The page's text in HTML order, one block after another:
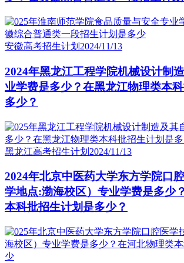
安徽高考招生计划 2024/11/13
2024年黑龙江工程学院机械设计制
业学费是多少？在黑龙江物理类本
多少？
黑龙江高考招生计划 2024/11/13
2024年北京中医药大学东方学院口
学地点:渤海校区）专业学费是多少
本科批招生计划是多少？